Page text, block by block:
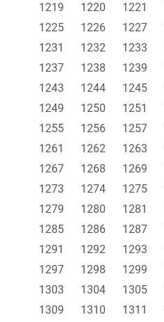
1219
1220 1221
1225
1226 1227
1231
1232 1233
1237
1238 1239
1243
1244 1245
1249
1250 1251
1255
1256 1257
1261
1262 1263
1267
1268 1269
1273
1274 1275
1279
1280 1281
1285
1286 1287
1291
1292 1293
1297
1298 1299
1303
1304 1305
1309
1310 1311